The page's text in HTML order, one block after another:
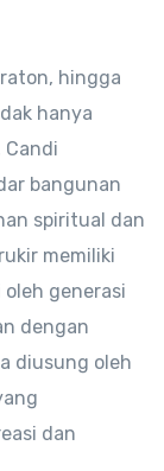
hingga
hanya
bangunan
spiritual dan
memiliki
generasi
dengan
diusung oleh
dan